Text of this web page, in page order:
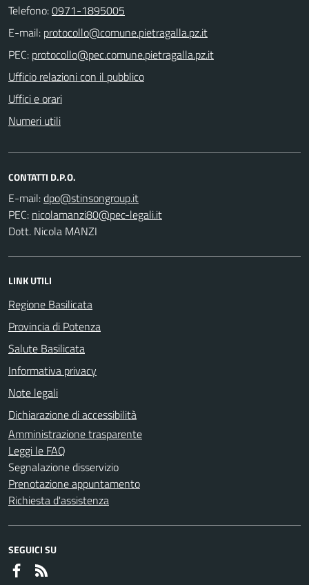
Telefono:0971-1895005
E-mail:
PEC:
Ufficio relazioni con il pubblico
Uffici e orari
Numeri utili
CONTATTI D.P.O.
E-mail:
PEC:
Dott. Nicola MANZI
LINK UTILI
Regione Basilicata
Provincia di Potenza
Salute Basilicata
Informativa privacy
Note legali
Dichiarazione di accessibilità
Amministrazione trasparente
Leggi le FAQ
Segnalazione disservizio
Prenotazione appuntamento
Richiesta d'assistenza
SEGUICI SU